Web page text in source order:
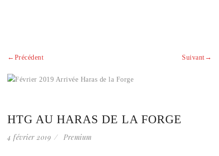
←Précédent Suivant→
HTG AU HARAS DE LA FORGE
4 février 2019 Premium